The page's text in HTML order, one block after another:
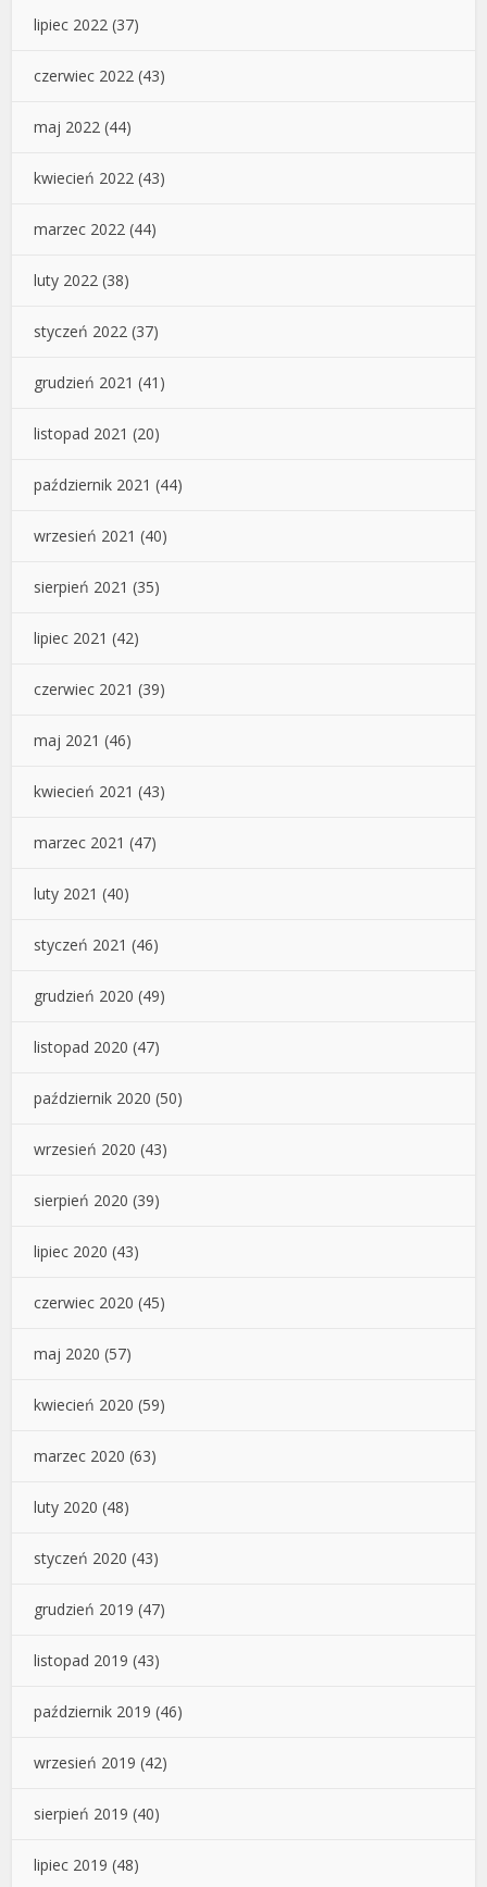
lipiec 2022 (37)
czerwiec 2022 (43)
maj 2022 (44)
kwiecień 2022 (43)
marzec 2022 (44)
luty 2022 (38)
styczeń 2022 (37)
grudzień 2021 (41)
listopad 2021 (20)
październik 2021 (44)
wrzesień 2021 (40)
sierpień 2021 (35)
lipiec 2021 (42)
czerwiec 2021 (39)
maj 2021 (46)
kwiecień 2021 (43)
marzec 2021 (47)
luty 2021 (40)
styczeń 2021 (46)
grudzień 2020 (49)
listopad 2020 (47)
październik 2020 (50)
wrzesień 2020 (43)
sierpień 2020 (39)
lipiec 2020 (43)
czerwiec 2020 (45)
maj 2020 (57)
kwiecień 2020 (59)
marzec 2020 (63)
luty 2020 (48)
styczeń 2020 (43)
grudzień 2019 (47)
listopad 2019 (43)
październik 2019 (46)
wrzesień 2019 (42)
sierpień 2019 (40)
lipiec 2019 (48)